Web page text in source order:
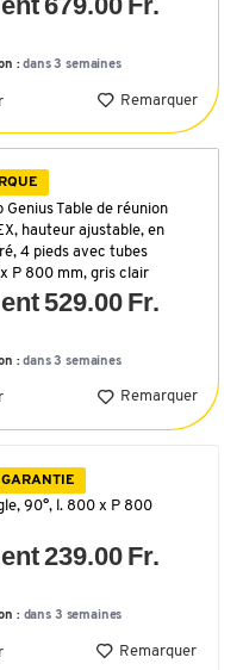
:dans 3 semaines
Remarquer
Genius Table de réunion
hauteur ajustable, en
4 pieds avec tubes
P 800 mm, gris clair
529.00 Fr.
:dans 3 semaines
Remarquer
90°, l. 800 x P 800
239.00 Fr.
: dans 3 semaines
Remarquer